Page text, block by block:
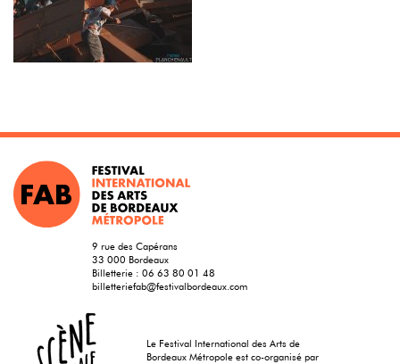
9 rue des Capérans
33 000 Bordeaux
Billetterie : 06 63 80 01 48
billetteriefab@festivalbordeaux.com
Le Festival International des Arts de
Bordeaux Métropole est co-organisé par